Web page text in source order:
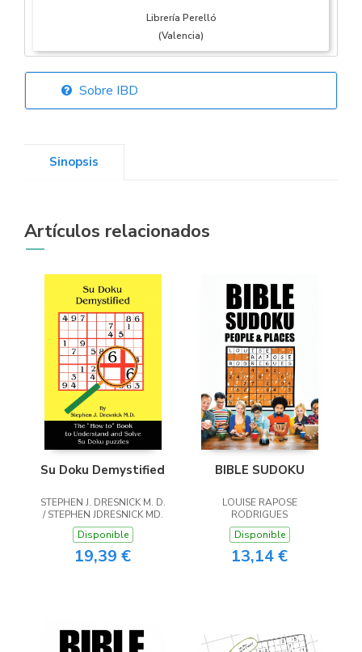
Librería Perelló
(Valencia)
Librería Elías
(Madrid)
Sobre IBD
Sinopsis
Artículos relacionados
Su Doku Demystified
STEPHEN J. DRESNICK M. D.
/ STEPHEN JDRESNICK MD.
Disponible
19,39 €
BIBLE SUDOKU
LOUISE RAPOSE
RODRIGUES
Disponible
13,14 €